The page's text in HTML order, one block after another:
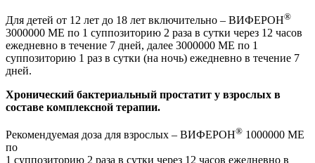
Для детей от 12 лет до 18 лет включительно – ВИФЕРОН®
3000000 МЕ по 1 суппозиторию 2 раза в сутки через 12 часов
ежедневно в течение 7 дней, далее 3000000 МЕ по 1
суппозиторию 1 раз в сутки (на ночь) ежедневно в течение 7
дней.
Хронический бактериальный простатит у взрослых в
составе комплексной терапии.
Рекомендуемая доза для взрослых – ВИФЕРОН® 1000000 МЕ
по
1 суппозиторию 2 раза в сутки через 12 часов ежедневно в